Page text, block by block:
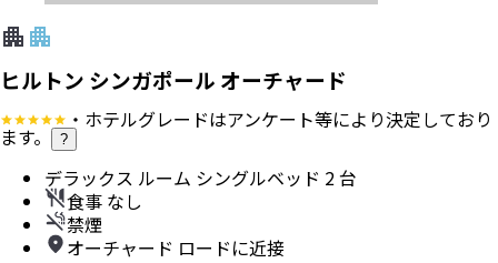
ヒルトン シンガポール オーチャード
・ホテルグレードはアンケート等により決定しており
ます。 ?
デラックス ルーム シングルベッド 2 台
食事 なし
禁煙
オーチャード ロードに近接